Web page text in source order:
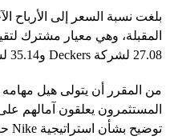
27.08 لشركة Deckers و35.14 لشركة Adidas.
المستثمرون يعلقون آمالهم